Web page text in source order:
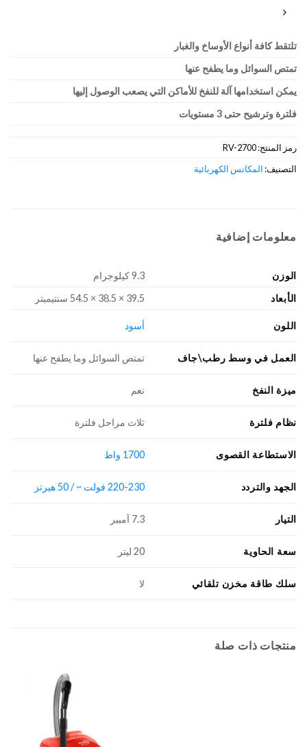
تلتقط كافة أنواع الأوساخ والغبار
تمتص السوائل وما يطفح عنها
يمكن استخدامها آلة للنفخ للأماكن التي يصعب الوصول إليها
فلترة وترشيح حتى 3 مستويات
رمز المنتج:RV-2700
التصنيف: المكانس الكهربائية
معلومات إضافية
الوزن
9.3 كيلوجرام
الأبعاد
39.5 × 38.5 × 54.5 سنتيميتر
اللون أسود
العمل في وسط رطب\جاف تمتص السوائل وما يطفح عنها
ميزة النفخ نعم
نظام فلترة ثلاث مراحل فلترة
الاستطاعة القصوى 1700 واط
الجهد والتردد 220-230 فولت ~ / 50 هيرتز
التيار 7.3 آمبير
سعة الحاوية 20 ليتر
سلك طاقة مخزن تلقائي لا
منتجات ذات صلة